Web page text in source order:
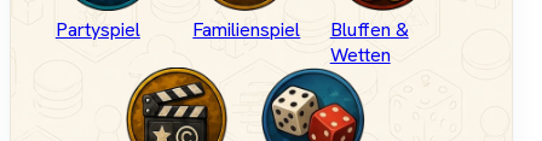
Partyspiel Familienspiel
Bluffen &
Wetten